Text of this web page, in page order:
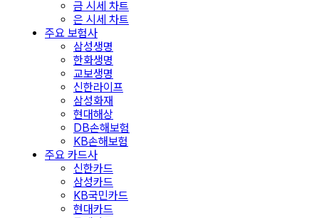
금 시세 차트
은 시세 차트
주요 보험사
삼성생명
한화생명
교보생명
신한라이프
삼성화재
현대해상
DB손해보험
KB손해보험
주요 카드사
신한카드
삼성카드
KB국민카드
현대카드